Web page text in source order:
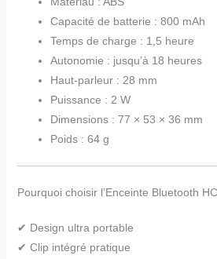
Capacité de batterie : 800 mAh
Temps de charge : 1,5 heure
Autonomie : jusqu’à 18 heures
Haut-parleur : 28 mm
Puissance : 2 W
Dimensions : 77 × 53 × 36 mm
Poids : 64 g
Pourquoi choisir l’Enceinte Bluetooth
✔ Design ultra portable
✔ Clip intégré pratique